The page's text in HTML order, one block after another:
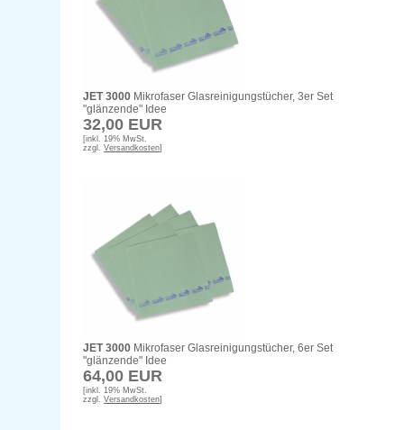
JET 3000 Mikrofaser Glasreinigungstücher, 3er Set
"glänzende" Idee
32,00 EUR
[inkl. 19% MwSt.
zzgl.Versandkosten]
JET 3000 Mikrofaser Glasreinigungstücher, 6er Set
"glänzende" Idee
64,00 EUR
[inkl. 19% MwSt.
zzgl.Versandkosten]